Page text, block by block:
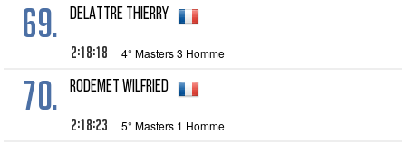
69. DELATTRE Thierry
2:18:18 4° Masters 3 Homme
70. RODEMET Wilfried
2:18:23 5° Masters 1 Homme